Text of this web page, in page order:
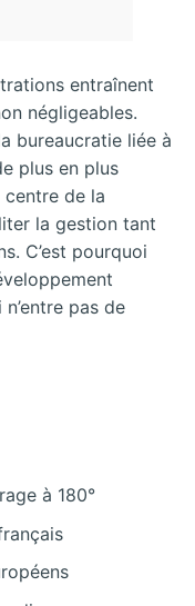
entraînent
négligeables.
bureaucratie liée à
plus en plus
de la
la gestion tant
C’est pourquoi
pas de
à 180°